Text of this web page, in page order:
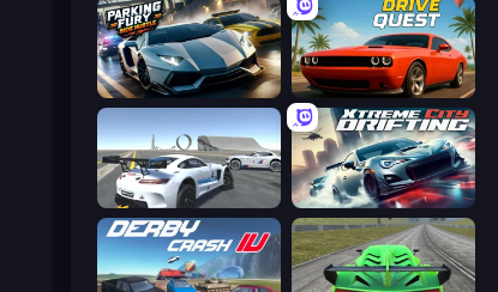
Parking Fury 3D: Side Hustle Drive Quest
Xtreme City Drifting